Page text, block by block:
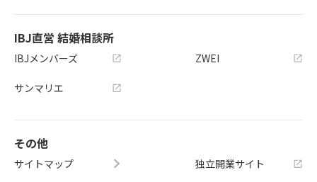
IBJ直営 結婚相談所
IBJメンバーズ
サンマリエ
ZWEI
その他
サイトマップ
独立開業サイト